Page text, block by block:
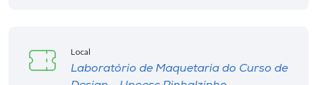
Local
Laboratório de Maquetaria do Curso de